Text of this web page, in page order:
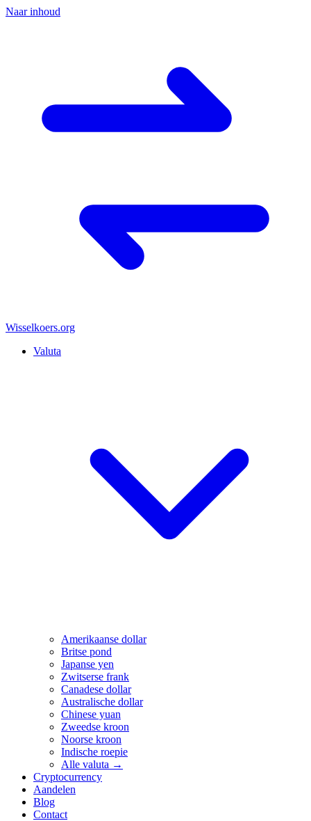
Naar inhoud
Wisselkoers.org
Valuta
Amerikaanse dollar
Britse pond
Japanse yen
Zwitserse frank
Canadese dollar
Australische dollar
Chinese yuan
Zweedse kroon
Noorse kroon
Indische roepie
Alle valuta →
Cryptocurrency
Aandelen
Blog
Contact